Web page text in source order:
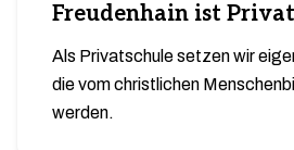
Freudenhain ist
Als Privatschule setzen wir
die vom christlichen
werden.